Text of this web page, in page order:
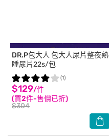
DR.P包大人 包大人尿片整夜熟
睡尿片22s/包
$129/件
(買2件-售價已折)
$304
(1)